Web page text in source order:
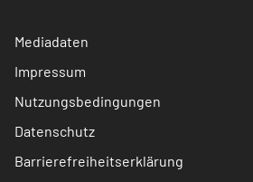
Mediadaten
Impressum
Nutzungsbedingungen
Datenschutz
Barrierefreiheitserklärung